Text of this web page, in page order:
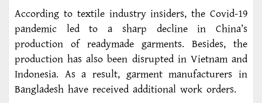
According to textile industry insiders, the Covid-19
pandemic led to a sharp decline in China’s
production of readymade garments. Besides, the
production has also been disrupted in Vietnam and
Indonesia. As a result, garment manufacturers in
Bangladesh have received additional work orders.